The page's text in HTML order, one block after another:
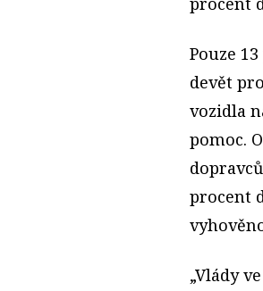
Pouze
devět
vozidla
pomoc.
procent
„Vlády